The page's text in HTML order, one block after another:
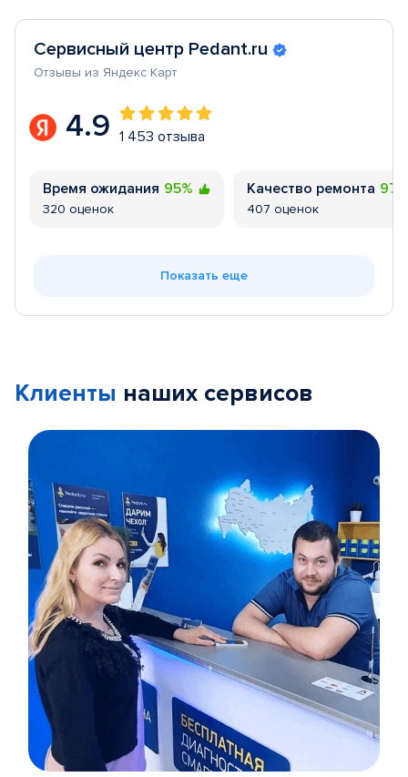
Сервисный центр Pedant.ru
Отзывы из Яндекс Карт
4.9 1 453 отзыва
Время ожидания 95%
320 оценок
Качество ремонта
407 оценок
Показать еще
Клиенты наших сервисов